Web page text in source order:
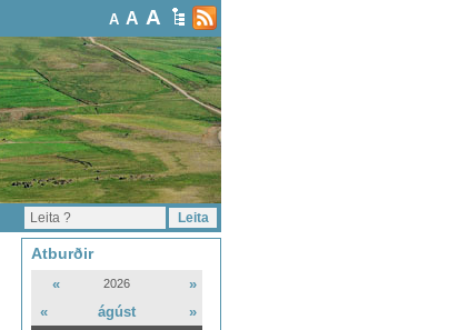
A A A
Atburðir
« 2026
»
«
ágúst »